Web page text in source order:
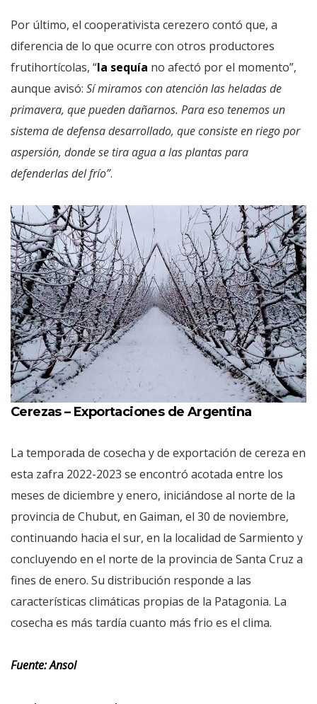
Por último, el cooperativista cerezero contó que, a
diferencia de lo que ocurre con otros productores
frutihortícolas, “la sequía no afectó por el momento”,
aunque avisó: Sí miramos con atención las heladas de
primavera, que pueden dañarnos. Para eso tenemos un
sistema de defensa desarrollado, que consiste en riego por
aspersión, donde se tira agua a las plantas para
defenderlas del frío”.
Cerezas – Exportaciones de Argentina
La temporada de cosecha y de exportación de cereza en
esta zafra 2022-2023 se encontró acotada entre los
meses de diciembre y enero, iniciándose al norte de la
provincia de Chubut, en Gaiman, el 30 de noviembre,
continuando hacia el sur, en la localidad de Sarmiento y
concluyendo en el norte de la provincia de Santa Cruz a
fines de enero. Su distribución responde a las
características climáticas propias de la Patagonia. La
cosecha es más tardía cuanto más frio es el clima.
Fuente: Ansol